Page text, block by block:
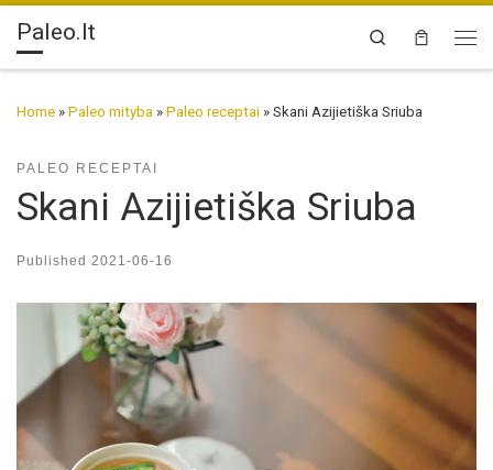
Skip to content
Paleo.lt
Search
Home » Paleo mityba » Paleo receptai » Skani Azijietiška Sriuba
PALEO RECEPTAI
Skani Azijietiška Sriuba
Published 2021-06-16